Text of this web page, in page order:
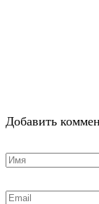
Добавить
Имя
Email